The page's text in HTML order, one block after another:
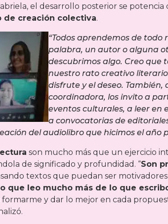
el desarrollo posterior se
de creación colectiva.
“Todos aprendemos de todo
palabra, un autor o alguna
descubrimos algo. Creo que
nuestro rato creativo
disfrute y el deseo. También,
coordinadora, los invito a
eventos culturales, a leer en
a convocatorias de
del audiolibro que hicimos el año
son mucho más que un ejercicio
de significado y profundidad. “Son
textos que puedan ser motivadores
que leo mucho más de lo que
y dar lo mejor en cada